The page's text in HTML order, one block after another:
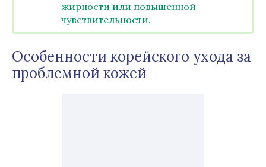
жирности или повышенной
чувствительности.
Особенности корейского ухода за
проблемной кожей